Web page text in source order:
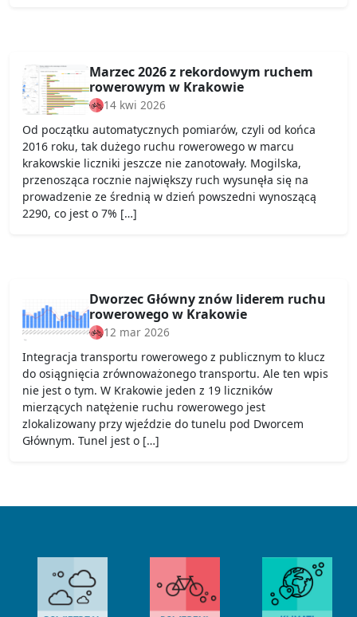
Marzec 2026 z rekordowym ruchem
rowerowym w Krakowie
14 kwi 2026
Od początku automatycznych pomiarów, czyli od końca
2016 roku, tak dużego ruchu rowerowego w marcu
krakowskie liczniki jeszcze nie zanotowały. Mogilska,
przenosząca rocznie największy ruch wysunęła się na
prowadzenie ze średnią w dzień powszedni wynoszącą
2290, co jest o 7% […]
Dworzec Główny znów liderem ruchu
rowerowego w Krakowie
12 mar 2026
Integracja transportu rowerowego z publicznym to klucz
do osiągnięcia zrównoważonego transportu. Ale ten wpis
nie jest o tym. W Krakowie jeden z 19 liczników
mierzących natężenie ruchu rowerowego jest
zlokalizowany przy wjeździe do tunelu pod Dworcem
Głównym. Tunel jest o […]